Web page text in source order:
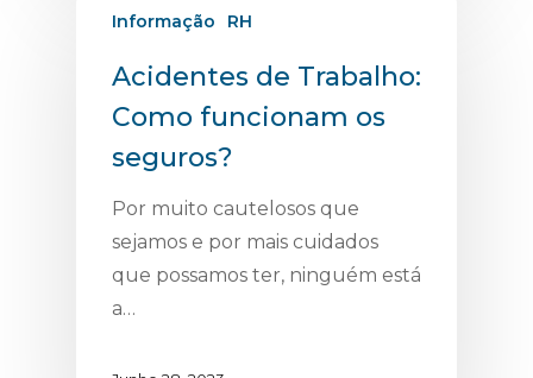
Informação RH
Acidentes de Trabalho:
Como funcionam os
seguros?
Por muito cautelosos que
sejamos e por mais cuidados
que possamos ter, ninguém está
a…